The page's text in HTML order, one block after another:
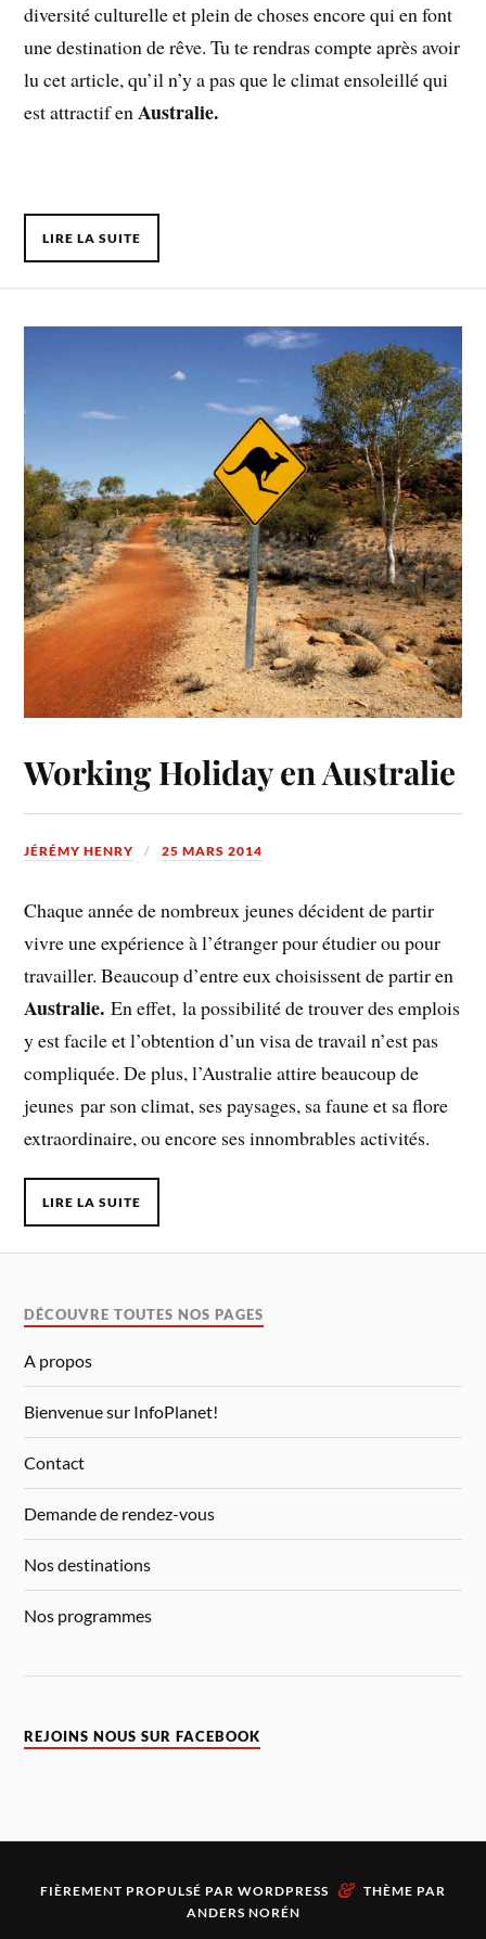
diversité culturelle et plein de choses encore qui en font
une destination de rêve. Tu te rendras compte après avoir
lu cet article, qu’il n’y a pas que le climat ensoleillé qui
est attractif enAustralie.
LIRE LA SUITE
Working Holiday en Australie
JÉRÉMY HENRY 25 MARS 2014
Chaque année de nombreux jeunes décident de partir
vivre une expérience à l’étranger pour étudier ou pour
travailler. Beaucoup d’entre eux choisissent de partir en
Australie. En effet, la possibilité de trouver des emplois
y est facile et l’obtention d’un visa de travail n’est pas
compliquée. De plus, l’Australie attire beaucoup de
jeunes par son climat, ses paysages, sa faune et sa flore
extraordinaire, ou encore ses innombrables activités.
LIRE LA SUITE
DÉCOUVRE TOUTES NOS PAGES
A propos
Bienvenue sur InfoPlanet!
Contact
Demande de rendez-vous
Nos destinations
Nos programmes
REJOINS NOUS SUR FACEBOOK
FIÈREMENT PROPULSÉ PAR WORDPRESS & THÈME PAR
ANDERS NORÉN